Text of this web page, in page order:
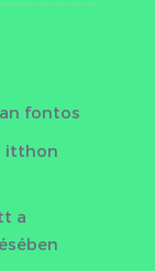
fontos
itthon
a